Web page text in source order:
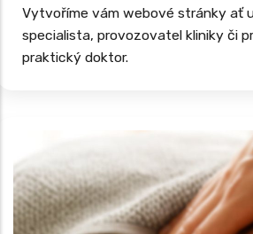
Vytvoříme vám webové stránky ať
specialista, provozovatel kliniky či
praktický doktor.